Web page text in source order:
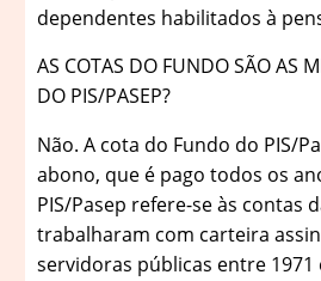
dependentes habilitados à
AS COTAS DO FUNDO SÃO AS
DO PIS/PASEP?
Não. A cota do Fundo do PIS/
abono, que é pago todos os
PIS/Pasep refere-se às contas
trabalharam com carteira
servidoras públicas entre 1971